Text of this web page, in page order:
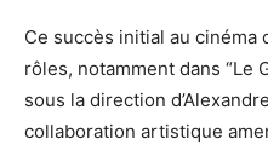
Ce succès initial au cinéma
rôles, notamment dans “Le
sous la direction
collaboration artistique